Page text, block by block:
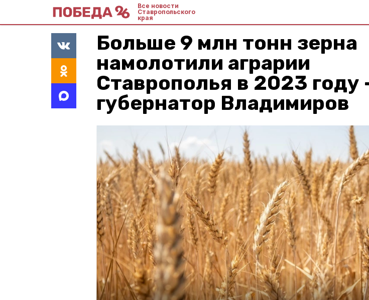
Все новости
Ставропольского
края
Больше 9 млн тонн зерна
намолотили аграрии
Ставрополья в 2023 году
губернатор Владимиров